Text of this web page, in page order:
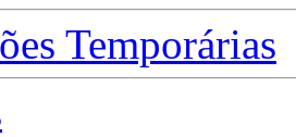
Temporárias